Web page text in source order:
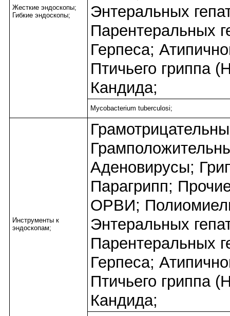
Жесткие эндоскопы;
Гибкие эндоскопы;
Энтеральных
Парентеральных
Герпеса;
Птичьего гриппа
Кандида;
Mycobacterium tuberculosi;
Инструменты к
эндоскопам;
Аденовирусы;
Парагрипп;
ОРВИ;
Энтеральных
Парентеральных
Герпеса;
Птичьего гриппа
Кандида;